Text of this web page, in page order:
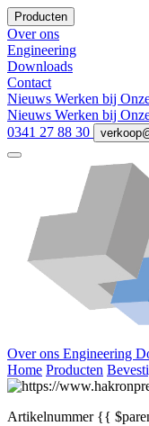
Producten
Over ons
Engineering
Downloads
Contact
Nieuws Werken bij
Nieuws Werken bij
0341 27 88 30
Over ons Engineering
Home Producten
Artikelnummer{{